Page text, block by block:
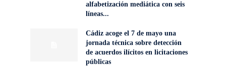
alfabetización mediática con seis
líneas...
Cádiz acoge el 7 de mayo una
jornada técnica sobre detección
de acuerdos ilícitos en licitaciones
públicas